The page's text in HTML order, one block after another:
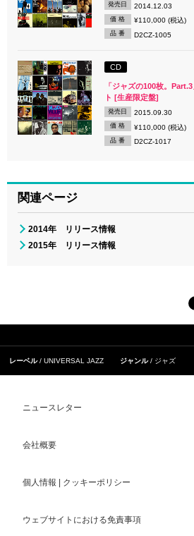
発売日 2014.12.03
価 格 ¥110,000 (税込)
品 番 D2CZ-1005
CD
「ジャズの100枚。
ト [生産限定盤]
発売日 2015.09.30
価 格 ¥110,000 (税込)
品 番 D2CZ-1017
関連ページ
2014年 リリース情報
2015年 リリース情報
レーベル UNIVERSAL JAZZ ジャンル ジャズ
ニュースレター
会社概要
個人情報 | クッキーポリシー
ウェブサイトにおける免責事項